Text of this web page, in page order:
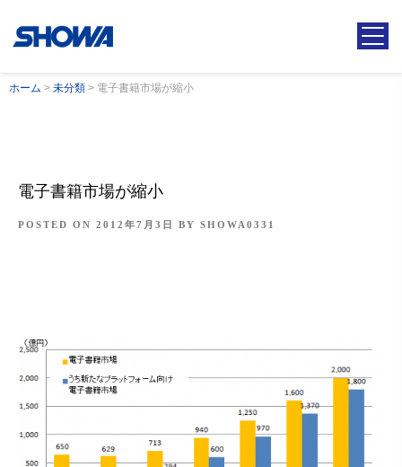
ホーム > 未分類 > 電子書籍市場が縮小
電子書籍市場が縮小
POSTED ON 2012年7月3日 BY SHOWA0331